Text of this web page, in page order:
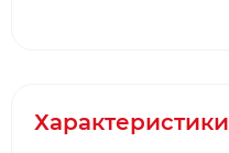
Вага мішка: 9 кг.
Характеристики